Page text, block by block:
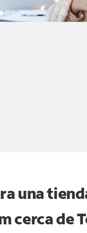
una
cerca de